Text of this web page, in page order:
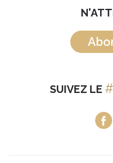
SUIVEZ LE